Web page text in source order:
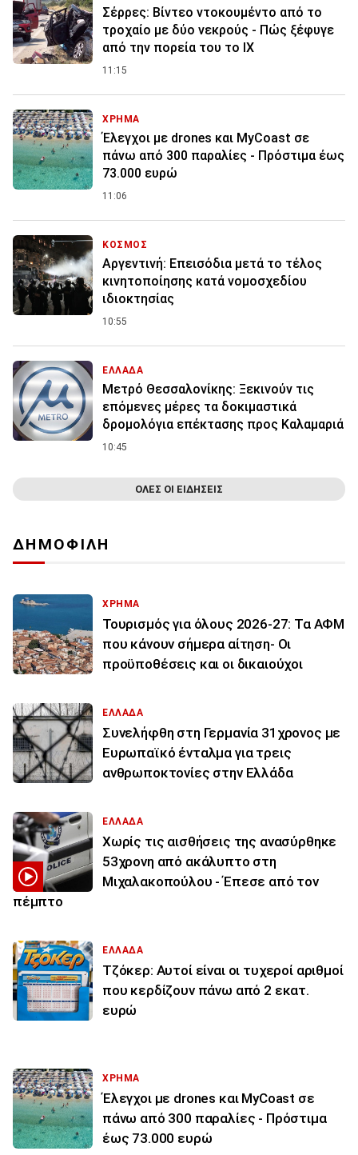
Σέρρες: Βίντεο ντοκουμέντο από το
τροχαίο με δύο νεκρούς - Πώς ξέφυγε
από την πορεία του το ΙΧ
11:15
ΧΡΗΜΑ
Έλεγχοι με drones και MyCoast σε
πάνω από 300 παραλίες - Πρόστιμα έως
73.000 ευρώ
11:06
ΚΟΣΜΟΣ
Αργεντινή: Επεισόδια μετά το τέλος
κινητοποίησης κατά νομοσχεδίου
ιδιοκτησίας
10:55
ΕΛΛΑΔΑ
Μετρό Θεσσαλονίκης: Ξεκινούν τις
επόμενες μέρες τα δοκιμαστικά
δρομολόγια επέκτασης προς Καλαμαριά
10:45
ΟΛΕΣ ΟΙ ΕΙΔΗΣΕΙΣ
ΔΗΜΟΦΙΛΗ
ΧΡΗΜΑ
Τουρισμός για όλους 2026-27: Τα ΑΦΜ
που κάνουν σήμερα αίτηση- Οι
προϋποθέσεις και οι δικαιούχοι
ΕΛΛΑΔΑ
Συνελήφθη στη Γερμανία 31χρονος με
Ευρωπαϊκό ένταλμα για τρεις
ανθρωποκτονίες στην Ελλάδα
ΕΛΛΑΔΑ
Χωρίς τις αισθήσεις της ανασύρθηκε
53χρονη από ακάλυπτο στη
Μιχαλακοπούλου - Έπεσε από τον
πέμπτο
ΕΛΛΑΔΑ
Τζόκερ: Αυτοί είναι οι τυχεροί αριθμοί
που κερδίζουν πάνω από 2 εκατ.
ευρώ
ΧΡΗΜΑ
Έλεγχοι με drones και MyCoast σε
πάνω από 300 παραλίες - Πρόστιμα
έως 73.000 ευρώ